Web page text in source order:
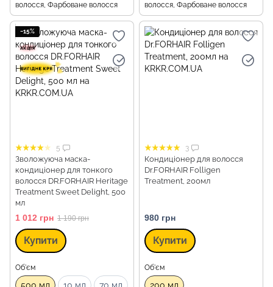
волосся, Фарбоване волосся
волосся, Фарбоване волосся
−15%
5
Зволожуюча маска-
кондиціонер для тонкого
волосся DR.FORHAIR Heritage
Treatment Sweet Delight, 500
мл
1 012 грн 1 190 грн
Купити
Об'єм
3
Кондиціонер для волосся
Dr.FORHAIR Folligen
Treatment, 200мл
980 грн
Купити
Об'єм